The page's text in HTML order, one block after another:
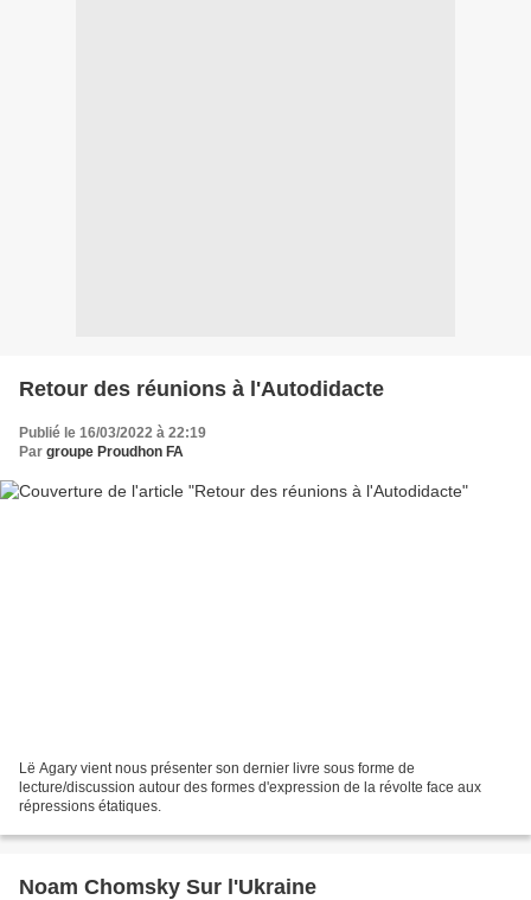
Retour des réunions à l'Autodidacte
Publié le 16/03/2022 à 22:19
Par groupe Proudhon FA
Lë Agary vient nous présenter son dernier livre sous forme de
lecture/discussion autour des formes d'expression de la révolte face aux
répressions étatiques.
Noam Chomsky Sur l'Ukraine